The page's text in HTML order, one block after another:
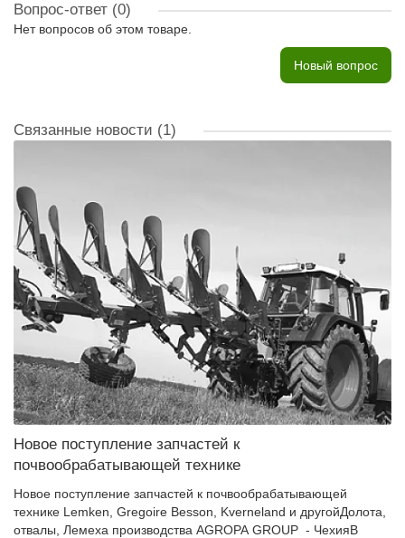
Вопрос-ответ (0)
Нет вопросов об этом товаре.
Новый вопрос
Связанные новости (1)
Новое поступление запчастей к
почвообрабатывающей технике
Новое поступление запчастей к почвообрабатывающей
технике Lemken, Gregoire Besson, Kverneland и другойДолота,
отвалы, Лемеха производства AGROPA GROUP - ЧехияВ